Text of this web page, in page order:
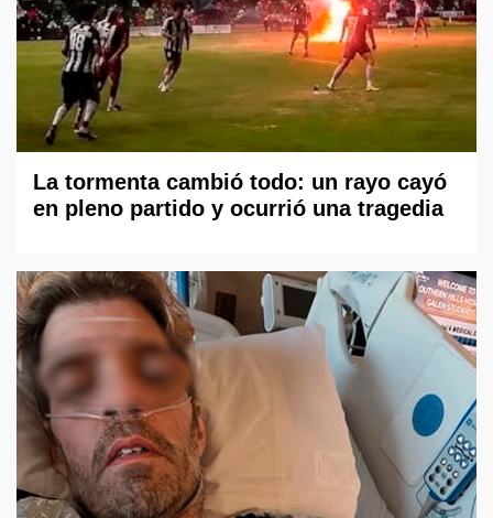
La tormenta cambió todo: un rayo cayó
en pleno partido y ocurrió una tragedia